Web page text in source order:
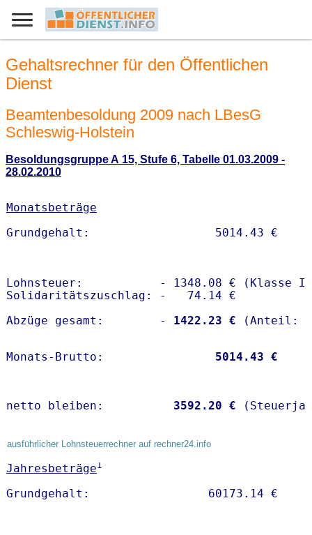
Gehaltsrechner für den Öffentlichen
Dienst
Beamtenbesoldung 2009 nach LBesG
Schleswig-Holstein
Besoldungsgruppe A 15, Stufe 6, Tabelle 01.03.2009 -
28.02.2010
Monatsbeträge
Lohnsteuer:           - 1348.08 € (Klasse I)
Solidaritätszuschlag: -   74.14 €
Abzüge gesamt:        -
1422.23 €
Monats-Brutto: 5014.43 €
netto bleiben: 3592.20 €
ausführlicher Lohnsteuerrechner auf rechner24.info
Jahresbeträge1